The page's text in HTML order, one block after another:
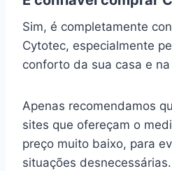
Sim, é completamente
Cytotec, especialmente
conforto da sua casa e
Apenas recomendamos
sites que ofereçam o
preço muito baixo, para
situações desnecessárias.